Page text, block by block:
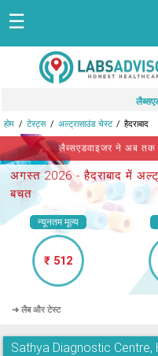
☰
होम टेस्ट्स अल्ट्रासाउंड चेस्ट हैदराबाद
लैब्सएडवाइजर ने अब तक
अगस्त 2026 -हैदराबाद में
बचत
न्यूनतम मूल्य
₹ 512
➜ लैब और टेस्ट
Sathya Diagnostic Centre,